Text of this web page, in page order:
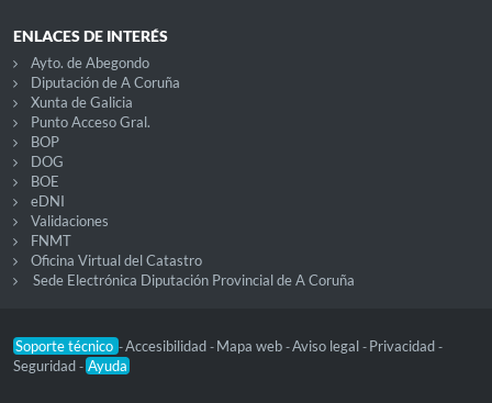
ENLACES DE INTERÉS
Ayto. de Abegondo
Diputación de A Coruña
Xunta de Galicia
Punto Acceso Gral.
BOP
DOG
BOE
eDNI
Validaciones
FNMT
Oficina Virtual del Catastro
Sede Electrónica Diputación Provincial de A Coruña
Soporte técnico -Accesibilidad - Mapa web -Aviso legal - Privacidad -
Seguridad - Ayuda